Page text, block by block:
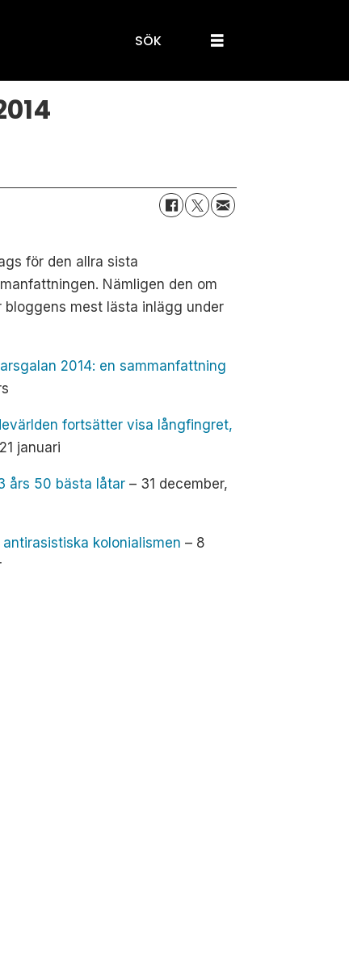
SÖK
för den allra sista
Nämligen den om
bloggens mest lästa inlägg under
2014: en sammanfattning
fortsätter visa långfingret,
januari
års 50 bästa låtar – 31 december,
antirasistiska kolonialismen – 8